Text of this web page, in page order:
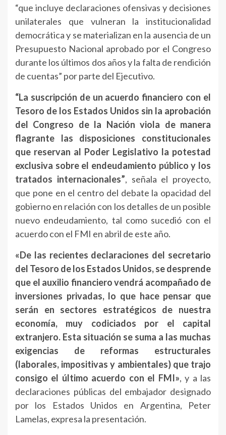
“que incluye declaraciones ofensivas y decisiones
unilaterales que vulneran la institucionalidad
democrática y se materializan en la ausencia de un
Presupuesto Nacional aprobado por el Congreso
durante los últimos dos años y la falta de rendición
de cuentas” por parte del Ejecutivo.
“La suscripción de un acuerdo financiero con el
Tesoro de los Estados Unidos sin la aprobación
del Congreso de la Nación viola de manera
flagrante las disposiciones constitucionales
que reservan al Poder Legislativo la potestad
exclusiva sobre el endeudamiento público y los
tratados internacionales”, señala el proyecto,
que pone en el centro del debate la opacidad del
gobierno en relación con los detalles de un posible
nuevo endeudamiento, tal como sucedió con el
acuerdo con el FMI en abril de este año.
«De las recientes declaraciones del secretario
del Tesoro de los Estados Unidos, se desprende
que el auxilio financiero vendrá acompañado de
inversiones privadas, lo que hace pensar que
serán en sectores estratégicos de nuestra
economía, muy codiciados por el capital
extranjero. Esta situación se suma a las muchas
exigencias de reformas estructurales
(laborales, impositivas y ambientales) que trajo
consigo el último acuerdo con el FMI», y a las
declaraciones públicas del embajador designado
por los Estados Unidos en Argentina, Peter
Lamelas, expresa la presentación.